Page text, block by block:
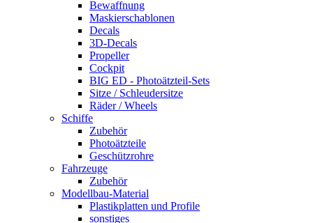
Bewaffnung
Maskierschablonen
Decals
3D-Decals
Propeller
Cockpit
BIG ED - Photoätzteil-Sets
Sitze / Schleudersitze
Räder / Wheels
Schiffe
Zubehör
Photoätzteile
Geschützrohre
Fahrzeuge
Zubehör
Modellbau-Material
Plastikplatten und Profile
sonstiges